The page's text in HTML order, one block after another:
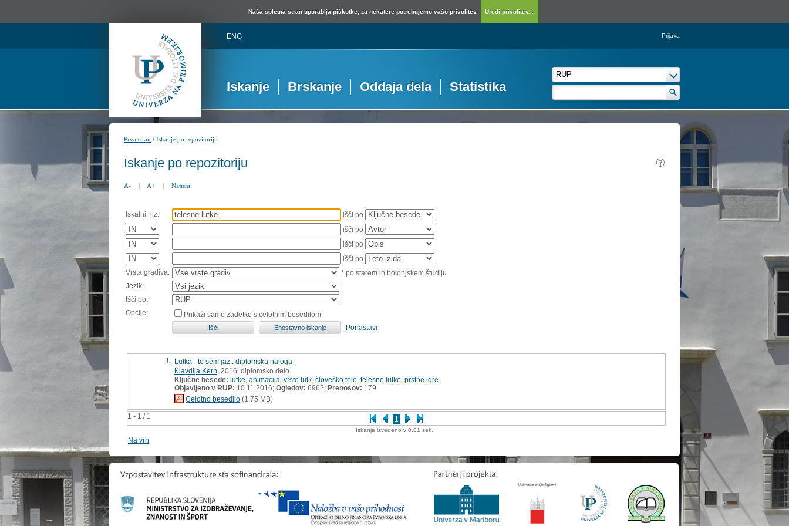
Naša spletna stran uporablja piškotke, za nekatere potrebujemo vašo privolitev. Uredi privolitev...
ENG Prijava
Iskanje Brskanje Oddaja dela Statistika
Prva stran /Iskanje po repozitoriju
Iskanje po repozitoriju
A- | A+ | Natisni
Iskalni niz:
išči po
išči po
išči po
išči po
Vrsta gradiva:
* po starem in bolonjskem študiju
Jezik:
Išči po:
Opcije:
Prikaži samo zadetke s celotnim besedilom
Ponastavi
1 - 1 / 1 1
1. Lutka - to sem jaz : diplomska naloga
Klavdija Kern , 2016, diplomsko delo
Ključne besede: lutke animacija vrste lutk človeško telo telesne lutke prstne igre
Objavljeno v RUP: 10.11.2016; Ogledov: 6962; Prenosov: 179
Celotno besedilo (1,75 MB)
Iskanje izvedeno v 0.01 sek.
Na vrh